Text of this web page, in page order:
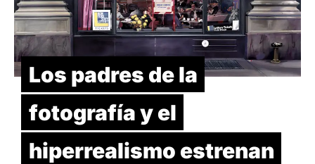
Los padres de la
fotografía y el
hiperrealismo estrenan